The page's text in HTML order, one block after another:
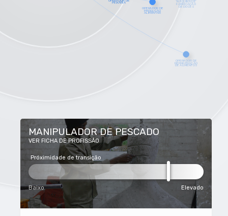
MANIPULADOR DE PESCADO
VER FICHA DE PROFISSÃO
Próximidade de transição
Baixo Elevado